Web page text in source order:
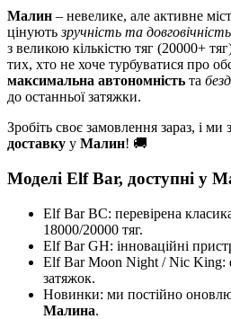
Малин – невелике, але активне
цінуютьзручність та довговічність
з великою кількістю тяг (20000+
тих, хто не хоче турбуватися про
максимальна автономність та
до останньої затяжки.
Зробіть своє замовлення зараз, і ми
доставку у Малин! 🚚
Моделі Elf Bar, доступні у
Elf Bar BC: перевірена
18000/20000 тяг.
Elf Bar GH: інноваційні
Elf Bar Moon Night / Nic King:
затяжок.
Новинки: ми постійно
Малина.